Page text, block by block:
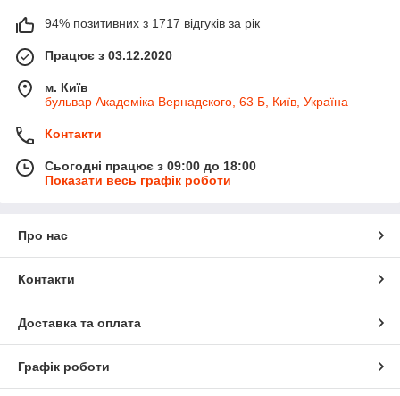
94% позитивних з 1717 відгуків за рік
Працює з 03.12.2020
м. Київ
бульвар Академіка Вернадского, 63 Б, Київ, Україна
Контакти
Сьогодні працює з 09:00 до 18:00
Показати весь графік роботи
Про нас
Контакти
Доставка та оплата
Графік роботи